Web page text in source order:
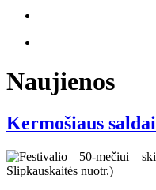
Naujienos
Kermošiaus